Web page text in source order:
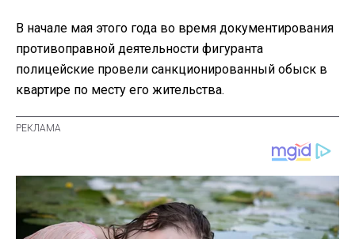
В начале мая этого года во время документирования
противоправной деятельности фигуранта
полицейские провели санкционированный обыск в
квартире по месту его жительства.